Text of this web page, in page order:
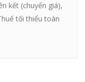
kết (chuyển giá),
tối thiểu toàn